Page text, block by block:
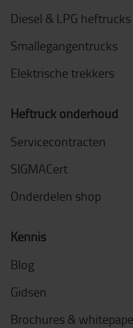
Diesel & LPG heftrucks
Smallegangentrucks
Elektrische trekkers
Heftruck onderhoud
Servicecontracten
SIGMACert
Onderdelen shop
Kennis
Blog
Gidsen
Brochures &